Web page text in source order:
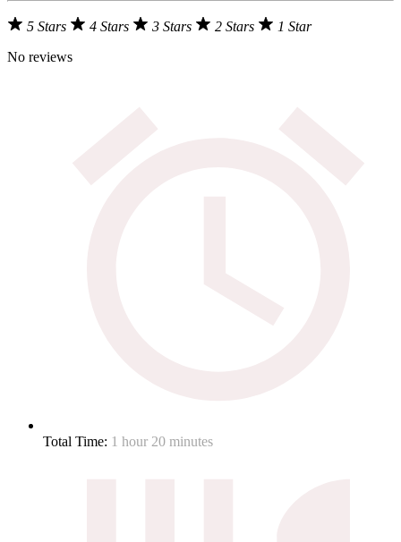
5 Stars 4 Stars 3 Stars 2 Stars
1 Star
No reviews
Total Time: 1 hour 20 minutes